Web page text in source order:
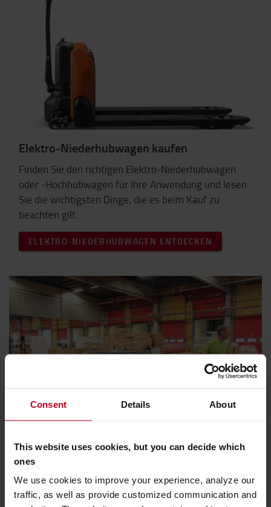
Consent Details About
This website uses cookies, but you can decide which
ones
We use cookies to improve your experience, analyze our
traffic, as well as provide customized communication and
Elektro-Niederhubwagen kaufen
Finden Sie den richtigen Elektro-Niederhubwagen
oder -Hochhubwagen für Ihre Anwendung und lesen
Sie die wichtigsten Dinge, die es beim Kauf zu
beachten gilt.
ELEKTRO-NIEDERHUBWAGEN ENTDECKEN
Handhubwagen Guide
Die BT Lifter Hubwagen von Toyota Material
Handling stellen eine kostengünstige, langlebige und